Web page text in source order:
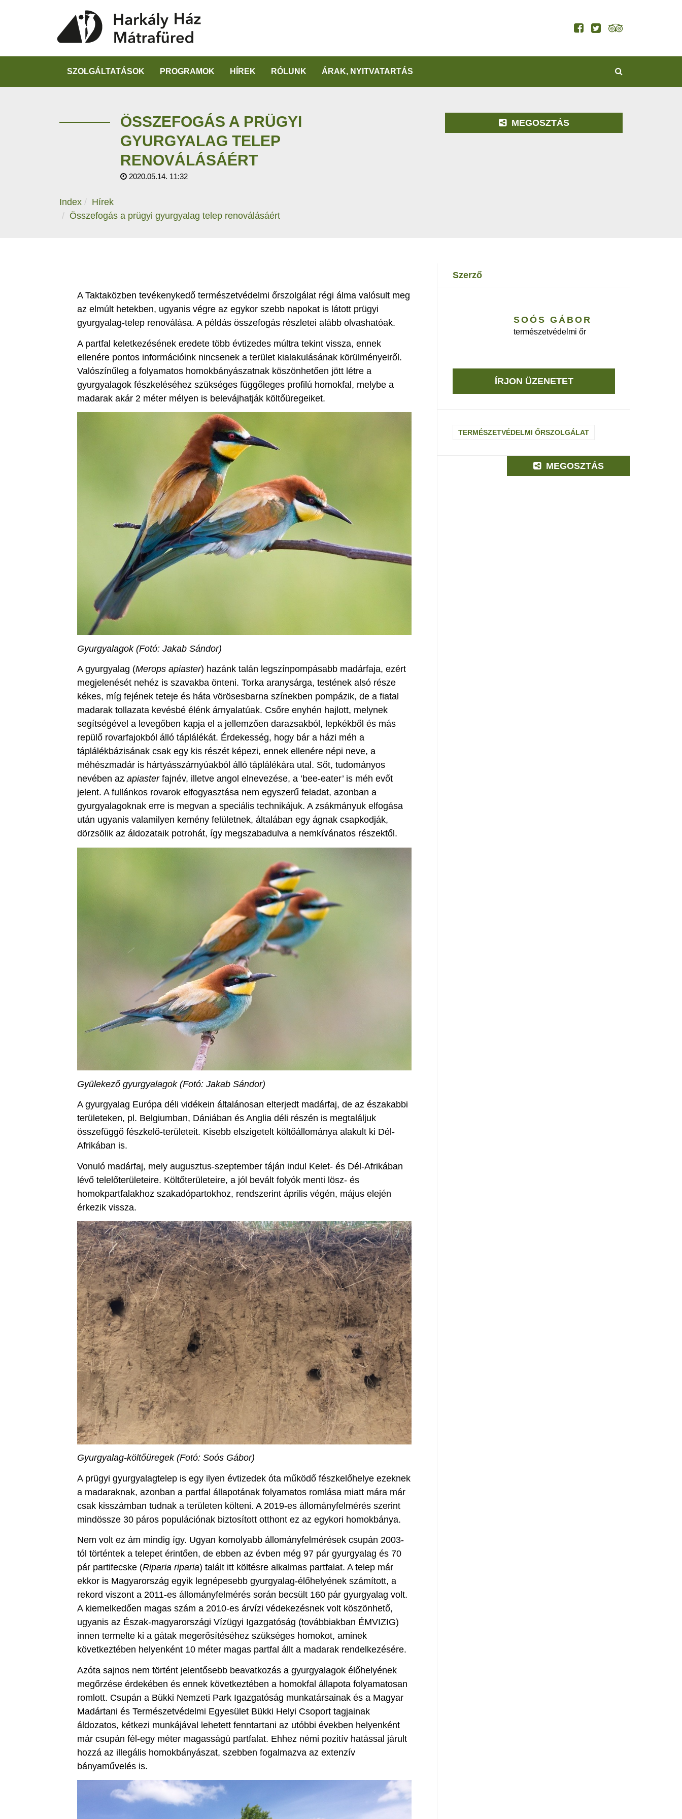
SZOLGÁLTATÁSOK PROGRAMOK HÍREK RÓLUNK ÁRAK, NYITVATARTÁS
ÖSSZEFOGÁS A PRÜGYI
GYURGYALAG TELEP
RENOVÁLÁSÁÉRT
2020.05.14. 11:32
Index
Hírek
Összefogás a prügyi gyurgyalag telep renoválásáért
MEGOSZTÁS
A Taktaközben tevékenykedő természetvédelmi őrszolgálat régi álma valósult meg
az elmúlt hetekben, ugyanis végre az egykor szebb napokat is látott prügyi
gyurgyalag-telep renoválása. A példás összefogás részletei alább olvashatóak.
A partfal keletkezésének eredete több évtizedes múltra tekint vissza, ennek
ellenére pontos információink nincsenek a terület kialakulásának körülményeiről.
Valószínűleg a folyamatos homokbányászatnak köszönhetően jött létre a
gyurgyalagok fészkeléséhez szükséges függőleges profilú homokfal, melybe a
madarak akár 2 méter mélyen is belevájhatják költőüregeiket.
Gyurgyalagok (Fotó: Jakab Sándor)
A gyurgyalag (Merops apiaster) hazánk talán legszínpompásabb madárfaja, ezért
megjelenését nehéz is szavakba önteni. Torka aranysárga, testének alsó része
kékes, míg fejének teteje és háta vörösesbarna színekben pompázik, de a fiatal
madarak tollazata kevésbé élénk árnyalatúak. Csőre enyhén hajlott, melynek
segítségével a levegőben kapja el a jellemzően darazsakból, lepkékből és más
repülő rovarfajokból álló táplálékát. Érdekesség, hogy bár a házi méh a
táplálékbázisának csak egy kis részét képezi, ennek ellenére népi neve, a
méhészmadár is hártyásszárnyúakból álló táplálékára utal. Sőt, tudományos
nevében az apiasterfajnév, illetve angol elnevezése, a ’bee-eater’ is méh evőt
jelent. A fullánkos rovarok elfogyasztása nem egyszerű feladat, azonban a
gyurgyalagoknak erre is megvan a speciális technikájuk. A zsákmányuk elfogása
után ugyanis valamilyen kemény felületnek, általában egy ágnak csapkodják,
dörzsölik az áldozataik potrohát, így megszabadulva a nemkívánatos részektől.
Gyülekező gyurgyalagok (Fotó: Jakab Sándor)
A gyurgyalag Európa déli vidékein általánosan elterjedt madárfaj, de az északabbi
területeken, pl. Belgiumban, Dániában és Anglia déli részén is megtaláljuk
összefüggő fészkelő-területeit. Kisebb elszigetelt költőállománya alakult ki Dél-
Afrikában is.
Vonuló madárfaj, mely augusztus-szeptember táján indul Kelet- és Dél-Afrikában
lévő telelőterületeire. Költőterületeire, a jól bevált folyók menti lösz- és
homokpartfalakhoz szakadópartokhoz, rendszerint április végén, május elején
érkezik vissza.
Gyurgyalag-költőüregek (Fotó: Soós Gábor)
A prügyi gyurgyalagtelep is egy ilyen évtizedek óta működő fészkelőhelye ezeknek
a madaraknak, azonban a partfal állapotának folyamatos romlása miatt mára már
csak kisszámban tudnak a területen költeni. A 2019-es állományfelmérés szerint
mindössze 30 páros populációnak biztosított otthont ez az egykori homokbánya.
Nem volt ez ám mindig így. Ugyan komolyabb állományfelmérések csupán 2003-
tól történtek a telepet érintően, de ebben az évben még 97 pár gyurgyalag és 70
pár partifecske (Riparia riparia) talált itt költésre alkalmas partfalat. A telep már
ekkor is Magyarország egyik legnépesebb gyurgyalag-élőhelyének számított, a
rekord viszont a 2011-es állományfelmérés során becsült 160 pár gyurgyalag volt.
A kiemelkedően magas szám a 2010-es árvízi védekezésnek volt köszönhető,
ugyanis az Észak-magyarországi Vízügyi Igazgatóság (továbbiakban ÉMVIZIG)
innen termelte ki a gátak megerősítéséhez szükséges homokot, aminek
következtében helyenként 10 méter magas partfal állt a madarak rendelkezésére.
Azóta sajnos nem történt jelentősebb beavatkozás a gyurgyalagok élőhelyének
megőrzése érdekében és ennek következtében a homokfal állapota folyamatosan
romlott. Csupán a Bükki Nemzeti Park Igazgatóság munkatársainak és a Magyar
Madártani és Természetvédelmi Egyesület Bükki Helyi Csoport tagjainak
áldozatos, kétkezi munkájával lehetett fenntartani az utóbbi években helyenként
már csupán fél-egy méter magasságú partfalat. Ehhez némi pozitív hatással járult
hozzá az illegális homokbányászat, szebben fogalmazva az extenzív
bányaművelés is.
szerző
SOÓS GÁBOR
természetvédelmi őr
ÍRJON ÜZENETET
TERMÉSZETVÉDELMI ŐRSZOLGÁLAT
MEGOSZTÁS